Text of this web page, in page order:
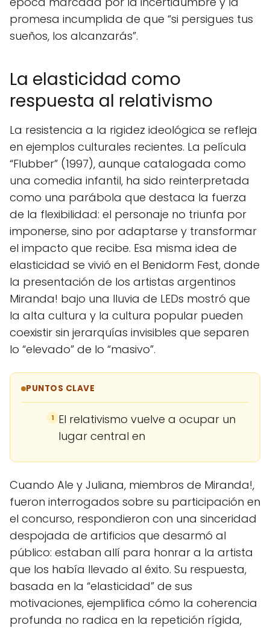
promesa incumplida de que “si persigues tus
sueños, los alcanzarás”.
La elasticidad como
respuesta al relativismo
La resistencia a la rigidez ideológica se refleja
en ejemplos culturales recientes. La película
“Flubber” (1997), aunque catalogada como
una comedia infantil, ha sido reinterpretada
como una parábola que destaca la fuerza
de la flexibilidad: el personaje no triunfa por
imponerse, sino por adaptarse y transformar
el impacto que recibe. Esa misma idea de
elasticidad se vivió en el Benidorm Fest, donde
la presentación de los artistas argentinos
Miranda! bajo una lluvia de LEDs mostró que
la alta cultura y la cultura popular pueden
coexistir sin jerarquías invisibles que separen
lo “elevado” de lo “masivo”.
PUNTOS CLAVE
1 El relativismo vuelve a ocupar un
lugar central en
Cuando Ale y Juliana, miembros de Miranda!,
fueron interrogados sobre su participación en
el concurso, respondieron con una sinceridad
despojada de artificios que desarmó al
público: estaban allí para honrar a la artista
que los había llevado al éxito. Su respuesta,
basada en la “elasticidad” de sus
motivaciones, ejemplifica cómo la coherencia
profunda no radica en la repetición rígida,